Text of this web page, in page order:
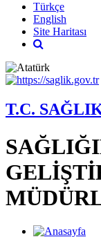
Türkçe
English
Site Haritası
T.C.